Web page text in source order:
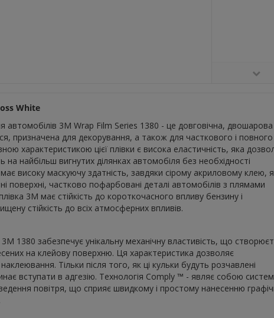
White
автомобілів 3M Wrap Film Series 1380 - це довговічна, двошарова
призначена для декорування, а також для часткового і повного
характеристикою цієї плівки є висока еластичність, яка
на найбільш вигнутих ділянках автомобіля без необхідності
високу маскуючу здатність, завдяки сірому акриловому клею,
поверхні, частково пофарбовані деталі автомобілів з плямами
3М має стійкість до короткочасного впливу бензину і
стійкість до всіх атмосферних впливів.
1380 забезпечує унікальну механічну властивість, що
на клейову поверхню. Ця характеристика дозволяє
наклеювання. Тільки після того, як ці кульки будуть розчавлені
вступати в адгезію. Технологія Comply ™ - являє собою
повітря, що сприяє швидкому і простому нанесенню